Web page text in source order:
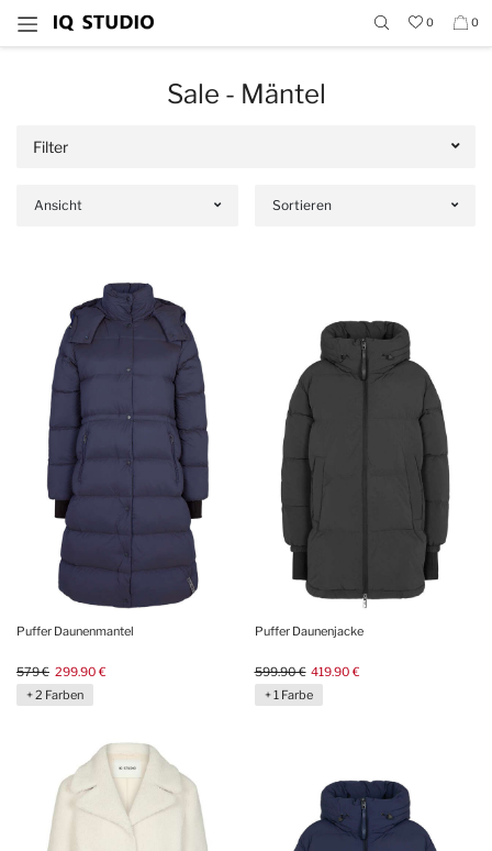
0 0
Sale - Mäntel
Filter
Ansicht Sortieren
Puffer Daunenmantel
579 € 299.90 €
+ 2 Farben
Puffer Daunenjacke
599.90 € 419.90 €
+ 1 Farbe